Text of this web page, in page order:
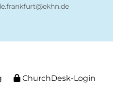
ChurchDesk-Login